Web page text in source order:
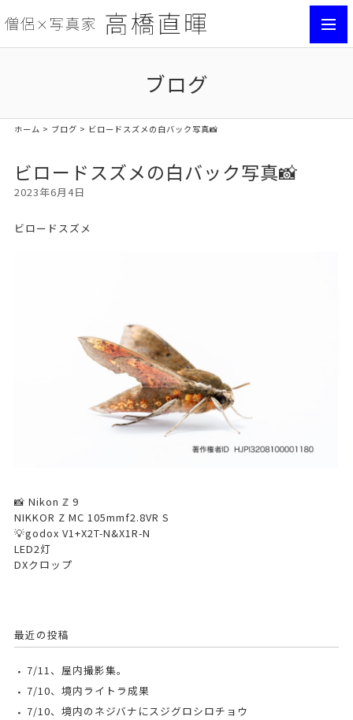
ブログ
ホーム > ブログ > ビロードスズメの白バック写真📸
ビロードスズメの白バック写真📸
2023年6月4日
ビロードスズメ
📸 Nikon ℤ 9
NIKKOR Z MC 105mmf2.8VR S
💡godox V1+X2T-N&X1R-N
LED2灯
DXクロップ
最近の投稿
7/11、屋内撮影集。
7/10、境内ライトラ成果
7/10、境内のネジバナにスジグロシロチョウ